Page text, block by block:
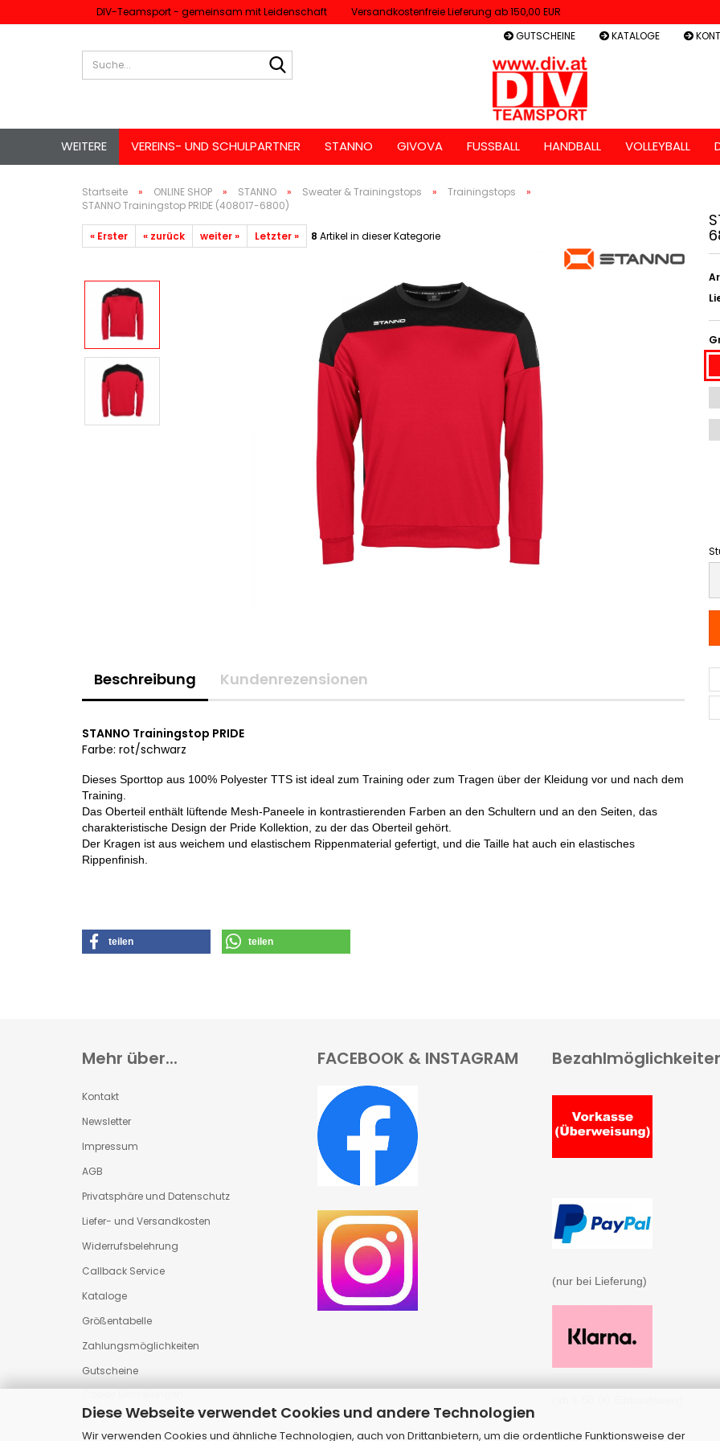
Diese Webseite verwendet Cookies und andere Technologien
Wir verwenden Cookies und ähnliche Technologien, auch von Drittanbietern, um die ordentliche Funktionsweise der
DIV-Teamsport - gemeinsam mit Leidenschaft
Versandkostenfreie Lieferung ab 150,00 EUR
GUTSCHEINE
KATALOGE
VEREINS- UND SCHULPARTNER STANNO GIVOVA FUSSBALL HANDBALL VOLLEYBALL
WEITERE
Startseite » ONLINE SHOP » STANNO » Sweater & Trainingstops » Trainingstops
»
STANNO Trainingstop PRIDE (408017-6800)
« Erster « zurück weiter » Letzter » 8 Artikel in dieser Kategorie
Beschreibung Kundenrezensionen
STANNO Trainingstop PRIDE
Farbe: rot/schwarz
Dieses Sporttop aus 100% Polyester TTS ist ideal zum Training oder zum Tragen über der Kleidung vor und nach dem
Training.
Das Oberteil enthält lüftende Mesh-Paneele in kontrastierenden Farben an den Schultern und an den Seiten, das
charakteristische Design der Pride Kollektion, zu der das Oberteil gehört.
Der Kragen ist aus weichem und elastischem Rippenmaterial gefertigt, und die Taille hat auch ein elastisches
Rippenfinish.
teilen teilen
Mehr über...
Kontakt
Newsletter
Impressum
AGB
Privatsphäre und Datenschutz
Liefer- und Versandkosten
Widerrufsbelehrung
Callback Service
Kataloge
Größentabelle
Zahlungsmöglichkeiten
Gutscheine
FACEBOOK & INSTAGRAM
(nur bei Lieferung)